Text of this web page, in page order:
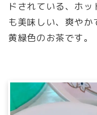
ドされている、ホ
も美味しい、爽や
黄緑色のお茶です。